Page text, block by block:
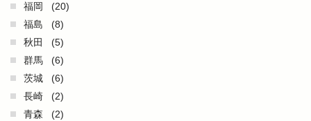
福岡
(20)
福島
(8)
秋田
(5)
群馬
(6)
茨城
(6)
長崎
(2)
青森
(2)